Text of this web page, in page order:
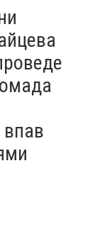
впав